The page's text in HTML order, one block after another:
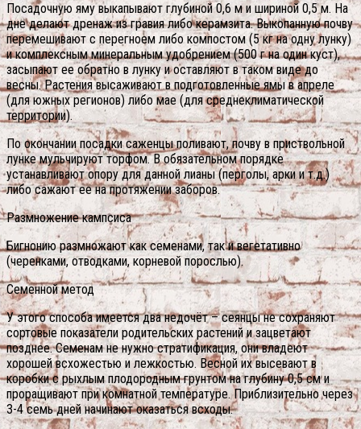
Посадочную яму выкапывают глубиной 0,6 м и шириной 0,5 м. На
дне делают дренаж из гравия либо керамзита. Выкопанную почву
перемешивают с перегноем либо компостом (5 кг на одну лунку)
и комплексным минеральным удобрением (500 г на один куст),
засыпают ее обратно в лунку и оставляют в таком виде до
весны. Растения высаживают в подготовленные ямы в апреле
(для южных регионов) либо мае (для среднеклиматической
территории).
По окончании посадки саженцы поливают, почву в приствольной
лунке мульчируют торфом. В обязательном порядке
устанавливают опору для данной лианы (перголы, арки и т.д.)
либо сажают ее на протяжении заборов.
Размножение кампсиса
Бигнонию размножают как семенами, так и вегетативно
(черенками, отводками, корневой порослью).
Семенной метод
У этого способа имеется два недочёт – сеянцы не сохраняют
сортовые показатели родительских растений и зацветают
позднее. Семенам не нужно стратификация, они владеют
хорошей всхожестью и лежкостью. Весной их высевают в
коробки с рыхлым плодородным грунтом на глубину 0,5 см и
проращивают при комнатной температуре. Приблизительно через
3-4 семь дней начинают оказаться всходы.